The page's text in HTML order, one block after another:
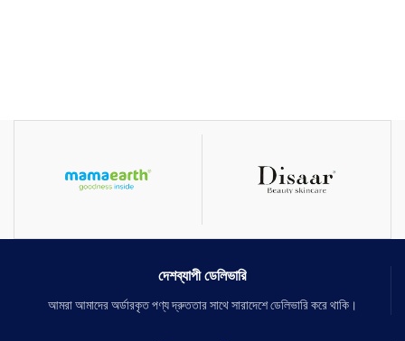
দেশব্যাপী ডেলিভারি
আমরা আমাদের অর্ডারকৃত পণ্য দ্রুততার সাথে সারাদেশে ডেলিভারি করে থাকি।